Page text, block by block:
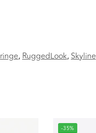
ringe, RuggedLook, Skyline
-35%